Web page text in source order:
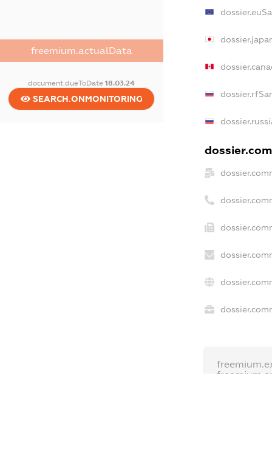
freemium.actualData
document.dueToDate18.03.24
SEARCH.ONMONITORING